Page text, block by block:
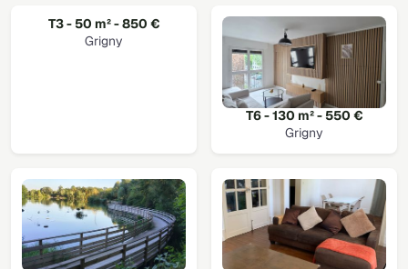
T3 - 50 m² - 850 €
Grigny
T6 - 130 m² - 550 €
Grigny